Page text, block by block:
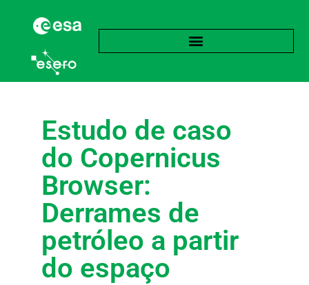
Estudo de caso
do Copernicus
Browser:
Derrames de
petróleo a partir
do espaço